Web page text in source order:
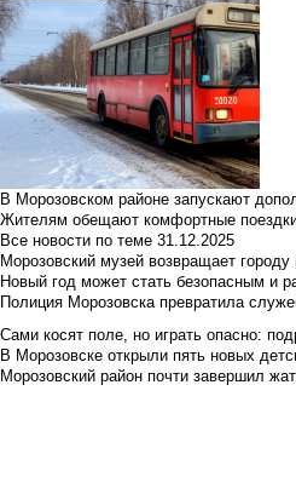
В Морозовском районе запускают
Жителям обещают комфортные
Все новости по теме 31.12.2025
Морозовский музей возвращает
Новый год может стать безопасным и
Полиция Морозовска превратила
Сами косят поле, но играть опасно:
В Морозовске открыли пять новых
Морозовский район почти завершил